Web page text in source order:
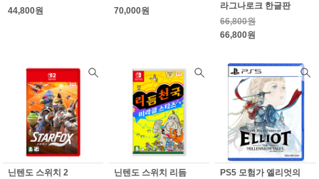
44,800원
70,000원
라그나로크 한글판
66,800원
66,800원
닌텐도 스위치 2
닌텐도 스위치 리듬
PS5 모험가 엘리엇의